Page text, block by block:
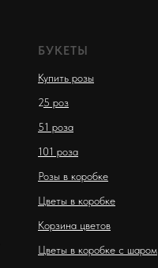
БУКЕТЫ
Купить розы
25 роз
51 роза
101 роза
Розы в коробке
Цветы в коробке
Корзина цветов
Цветы в коробке с шаром